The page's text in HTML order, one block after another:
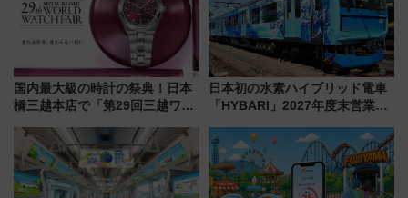
国内最大級の時計の祭典！日本
橋三越本店で「第29回三越ワー
【2026年8月5日～25日】
日本初の水素ハイブリッド電車
「HYBARI」2027年度末営業運
で水素利活用が加速